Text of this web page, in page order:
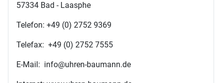
57334 Bad - Laasphe
Telefon: +49 (0) 2752 9369
Telefax: +49 (0) 2752 7555
E-Mail: info@uhren-baumann.de